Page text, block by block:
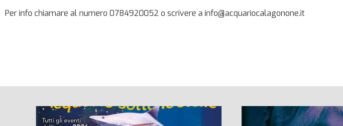
Per info chiamare al numero 0784920052 o scrivere a info@acquariocalagonone.it